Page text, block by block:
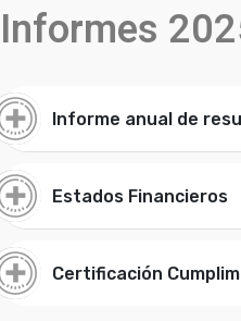
Informes
Informe anual de
Estados Financieros
Certificación